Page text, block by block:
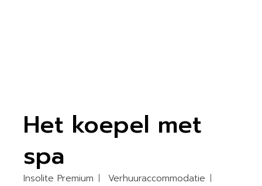
Het koepel met
spa
Insolite Premium
Verhuuraccommodatie